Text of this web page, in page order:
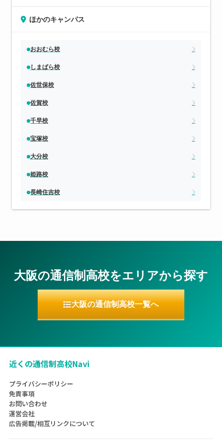
ほかのキャンパス
おおむら校
しまばら校
佐世保校
佐賀校
千早校
宝塚校
大分校
姫路校
長崎住吉校
大阪の通信制高校をエリアから探す
大阪の通信制高校一覧へ
近くの通信制高校Navi
プライバシーポリシー
免責事項
お問い合わせ
運営会社
広告掲載/相互リンクについて